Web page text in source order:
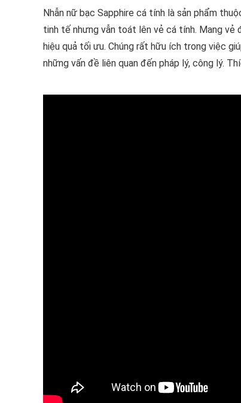
Nhẫn nữ bạc Sapphire cá tính là sản phẩm
tinh tế nhưng vẫn toát lên vẻ cá tính. Mang vẻ
hiệu quả tối ưu. Chúng rất hữu ích trong việc
những vấn đề liên quan đến pháp lý, công lý.